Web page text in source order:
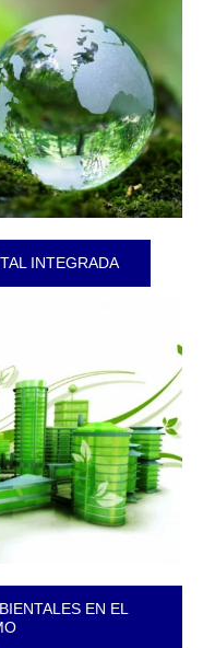
INTEGRADA
EN EL